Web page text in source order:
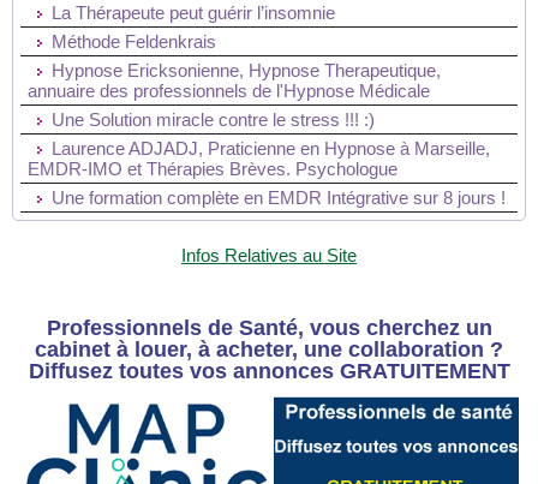
La Thérapeute peut guérir l’insomnie
Méthode Feldenkrais
Hypnose Ericksonienne, Hypnose Therapeutique,
annuaire des professionnels de l'Hypnose Médicale
Une Solution miracle contre le stress !!! :)
Laurence ADJADJ, Praticienne en Hypnose à Marseille,
EMDR-IMO et Thérapies Brèves. Psychologue
Une formation complète en EMDR Intégrative sur 8 jours !
Infos Relatives au Site
Professionnels de Santé, vous cherchez un
cabinet à louer, à acheter, une collaboration ?
Diffusez toutes vos annonces GRATUITEMENT